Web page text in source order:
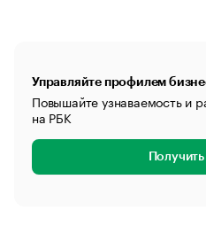
Управляйте профилем
Повышайте узнаваемость и
на РБК